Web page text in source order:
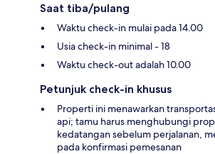
Saat tiba/pulang
Waktu check-in mulai pada 14.00
Usia check-in minimal - 18
Waktu check-out adalah 10.00
Petunjuk check-in khusus
Properti ini menawarkan
api; tamu harus menghubungi
kedatangan sebelum perjalanan,
pada konfirmasi pemesanan